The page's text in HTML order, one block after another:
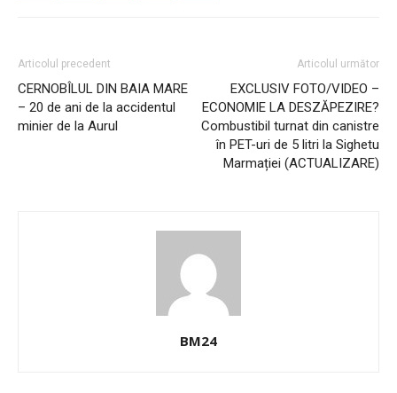
Articolul precedent
CERNOBÎLUL DIN BAIA MARE
– 20 de ani de la accidentul
minier de la Aurul
Articolul următor
EXCLUSIV FOTO/VIDEO –
ECONOMIE LA DESZĂPEZIRE?
Combustibil turnat din canistre
în PET-uri de 5 litri la Sighetu
Marmației (ACTUALIZARE)
BM24